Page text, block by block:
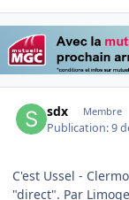
sdx Membre
Publication:9
C'est Ussel -
"direct". Par